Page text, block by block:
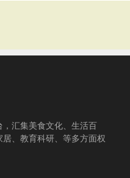
汇集美食文化、生活百
、教育科研、等多方面权